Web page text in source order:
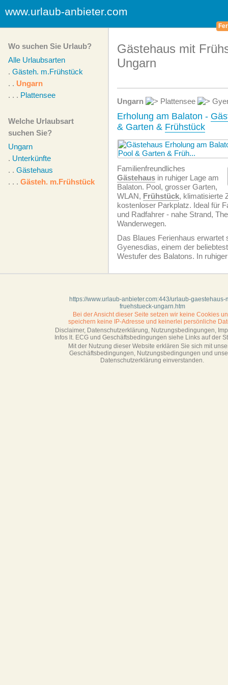
www.urlaub-anbieter.com
Wo suchen Sie Urlaub?
Alle Urlaubsarten
. Gästeh. m.Frühstück
. . Ungarn
. . . Plattensee
Welche Urlaubsart
suchen Sie?
Ungarn
. Unterkünfte
. . Gästehaus
. . . Gästeh. m.Frühstück
Gästehaus mit
Ungarn
Ungarn Plattensee
Erholung am Balaton -
& Garten & Frühstück
Familien­freundliches
Gästehaus in ruhiger Lage am
Balaton. Pool, grosser Garten,
WLAN, Frühstück, klimatisierte
kostenloser Parkplatz. Ideal für
und Radfahrer - nahe Strand,
Wanderwegen.
Das Blaues Ferienhaus erwartet
Gyenesdias, einem der
Westufer des Balatons. In
https://www.urlaub-anbieter.com:443/urlaub-gaestehaus-
fruehstueck-ungarn.htm
Bei der Ansicht dieser Seite setzen wir keine Cookies
speichern keine IP-Adresse und keinerlei persönliche
Disclaimer, Datenschutzerklärung, Nutzungsbedingungen,
Infos lt. ECG und Geschäftsbedingungen siehe Links auf der
Mit der Nutzung dieser Website erklären Sie sich mit
Geschäftsbedin­gungen, Nutzungsbedingungen und
Datenschutzerklärung einverstanden.